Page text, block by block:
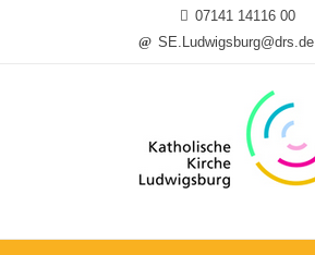
07141 14116 00
SE.Ludwigsburg@drs.de